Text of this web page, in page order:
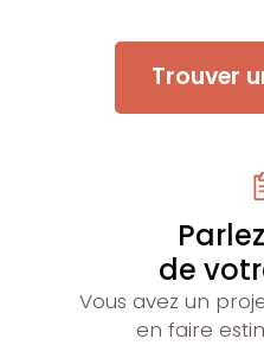
Trouver
de
Vous avez un
en faire